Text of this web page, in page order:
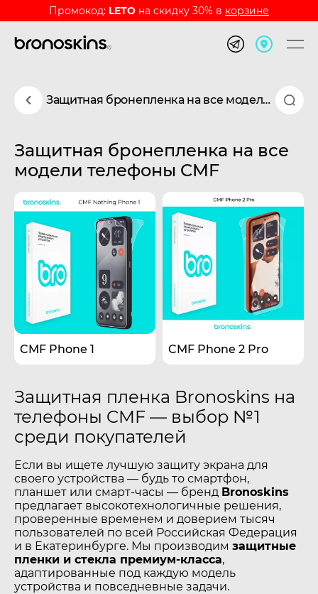
Промокод: LETO на скидку 30% в корзине
Защитная бронепленка на все модели телефоны CMF
Защитная бронепленка на все
модели телефоны CMF
CMF Phone 1 CMF Phone 2 Pro
Защитная пленка Bronoskins на
телефоны CMF — выбор №1
среди покупателей
Если вы ищете лучшую защиту экрана для
своего устройства — будь то смартфон,
планшет или смарт-часы — бренд Bronoskins
предлагает высокотехнологичные решения,
проверенные временем и доверием тысяч
пользователей по всей Российская Федерация
и в Екатеринбурге. Мы производим защитные
пленки и стекла премиум-класса,
адаптированные под каждую модель
устройства и повседневные задачи.